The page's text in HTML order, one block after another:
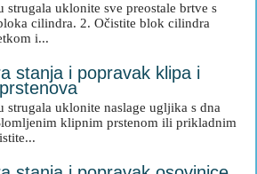
strugala uklonite sve preostale brtve s
cilindra. 2. Očistite blok cilindra
i...
stanja i popravak klipa i
strugala uklonite naslage ugljika s dna
klipnim prstenom ili prikladnim